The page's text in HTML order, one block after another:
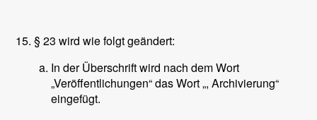
§ 23 wird wie folgt geändert:
In der Überschrift wird nach dem Wort
„Veröffentlichungen“ das Wort „, Archivierung“
eingefügt.